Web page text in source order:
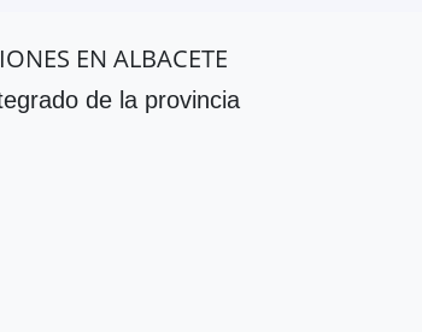
EN ALBACETE
de la provincia